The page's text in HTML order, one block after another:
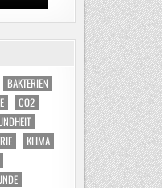
BAKTERIEN
CO2
KLIMA